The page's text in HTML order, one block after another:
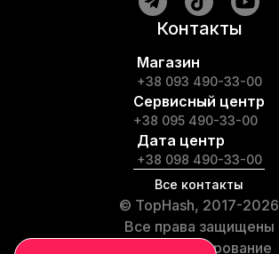
Контакты
Магазин
+38 093 490-33-00
Сервисный центр
+38 095 490-33-00
Дата центр
+38 098 490-33-00
Все контакты
© TopHash, 2017-2026
Все права защищены
Любое копирование